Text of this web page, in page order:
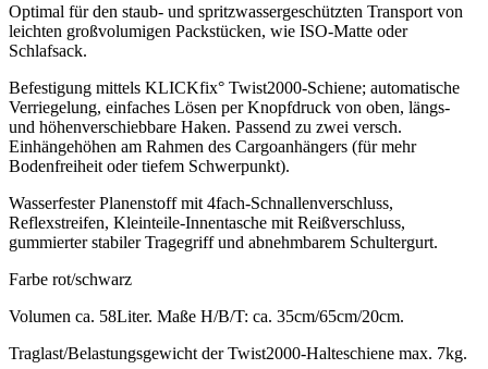
Optimal für den staub- und spritzwassergeschützten Transport von
leichten großvolumigen Packstücken, wie ISO-Matte oder
Schlafsack.
Befestigung mittels KLICKfix° Twist2000-Schiene; automatische
Verriegelung, einfaches Lösen per Knopfdruck von oben, längs-
und höhenverschiebbare Haken. Passend zu zwei versch.
Einhängehöhen am Rahmen des Cargoanhängers (für mehr
Bodenfreiheit oder tiefem Schwerpunkt).
Wasserfester Planenstoff mit 4fach-Schnallenverschluss,
Reflexstreifen, Kleinteile-Innentasche mit Reißverschluss,
gummierter stabiler Tragegriff und abnehmbarem Schultergurt.
Farbe rot/schwarz
Volumen ca. 58Liter. Maße H/B/T: ca. 35cm/65cm/20cm.
Traglast/Belastungsgewicht der Twist2000-Halteschiene max. 7kg.